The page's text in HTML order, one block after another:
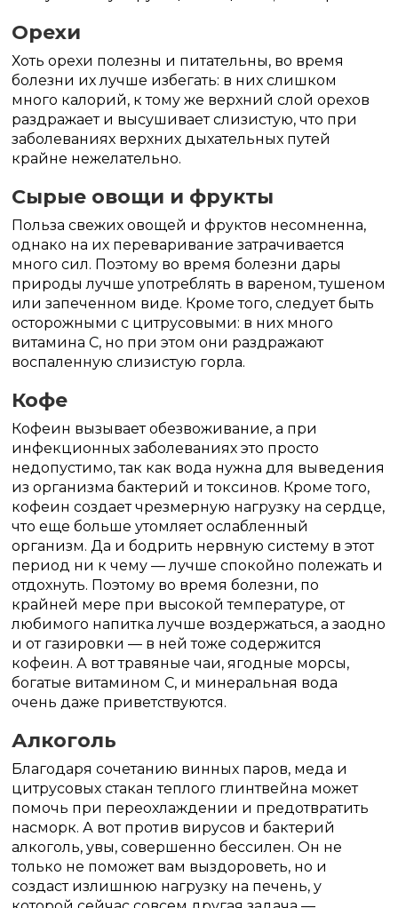
Орехи
Хоть орехи полезны и питательны, во время
болезни их лучше избегать: в них слишком
много калорий, к тому же верхний слой орехов
раздражает и высушивает слизистую, что при
заболеваниях верхних дыхательных путей
крайне нежелательно.
Сырые овощи и фрукты
Польза свежих овощей и фруктов несомненна,
однако на их переваривание затрачивается
много сил. Поэтому во время болезни дары
природы лучше употреблять в вареном, тушеном
или запеченном виде. Кроме того, следует быть
осторожными с цитрусовыми: в них много
витамина С, но при этом они раздражают
воспаленную слизистую горла.
Кофе
Кофеин вызывает обезвоживание, а при
инфекционных заболеваниях это просто
недопустимо, так как вода нужна для выведения
из организма бактерий и токсинов. Кроме того,
кофеин создает чрезмерную нагрузку на сердце,
что еще больше утомляет ослабленный
организм. Да и бодрить нервную систему в этот
период ни к чему — лучше спокойно полежать и
отдохнуть. Поэтому во время болезни, по
крайней мере при высокой температуре, от
любимого напитка лучше воздержаться, а заодно
и от газировки — в ней тоже содержится
кофеин. А вот травяные чаи, ягодные морсы,
богатые витамином С, и минеральная вода
очень даже приветствуются.
Алкоголь
Благодаря сочетанию винных паров, меда и
цитрусовых стакан теплого глинтвейна может
помочь при переохлаждении и предотвратить
насморк. А вот против вирусов и бактерий
алкоголь, увы, совершенно бессилен. Он не
только не поможет вам выздороветь, но и
создаст излишнюю нагрузку на печень, у